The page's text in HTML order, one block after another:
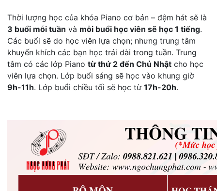
Thời lượng học của khóa Piano cơ bản – đệm hát sẽ là
3 buổi mỗi tuần và mỗi buổi học viên sẽ học 1 tiếng.
Các buổi sẽ do học viên lựa chọn; nhưng trung tâm
khuyến khích các bạn học trải dài trong tuần. Trung
tâm có các lớp Piano từ thứ 2 đến Chủ Nhật cho học
viên lựa chọn. Lớp buổi sáng sẽ học vào khung giờ
9h-11h. Lớp buổi chiều tối sẽ học từ 17h-20h.